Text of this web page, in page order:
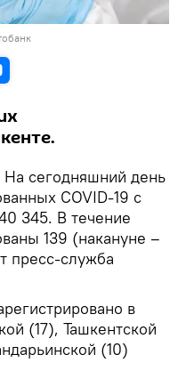
На сегодняшний день
COVID-19 с
345. В течение
139 (накануне –
пресс-служба
в
(17), Ташкентской
(10)